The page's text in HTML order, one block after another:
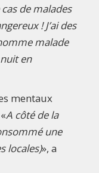
de malades
! J’ai des
malade
en
mentaux
A côté de la
une
locales)», a